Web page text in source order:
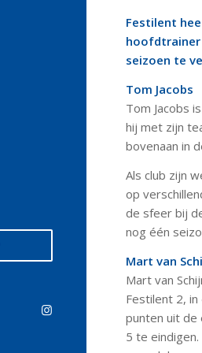
Festilent
hoofdtrainer
seizoen te
Tom Jacobs
Tom Jacobs
hij met zijn
bovenaan in
Als club zijn
op
de sfeer bij
nog één
Mart van
Mart van
Festilent 2,
punten uit
5 te